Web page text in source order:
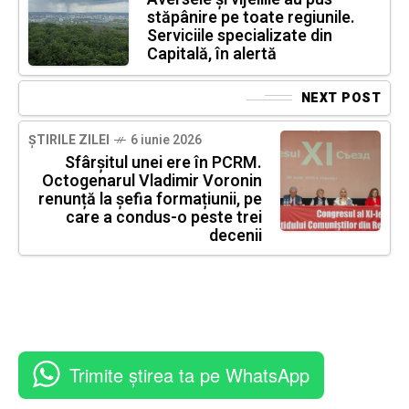
stăpânire pe toate regiunile.
Serviciile specializate din
Capitală, în alertă
NEXT POST
ȘTIRILE ZILEI 6 iunie 2026
Sfârșitul unei ere în PCRM.
Octogenarul Vladimir Voronin
renunță la șefia formațiunii, pe
care a condus-o peste trei
decenii
Trimite știrea ta pe WhatsApp